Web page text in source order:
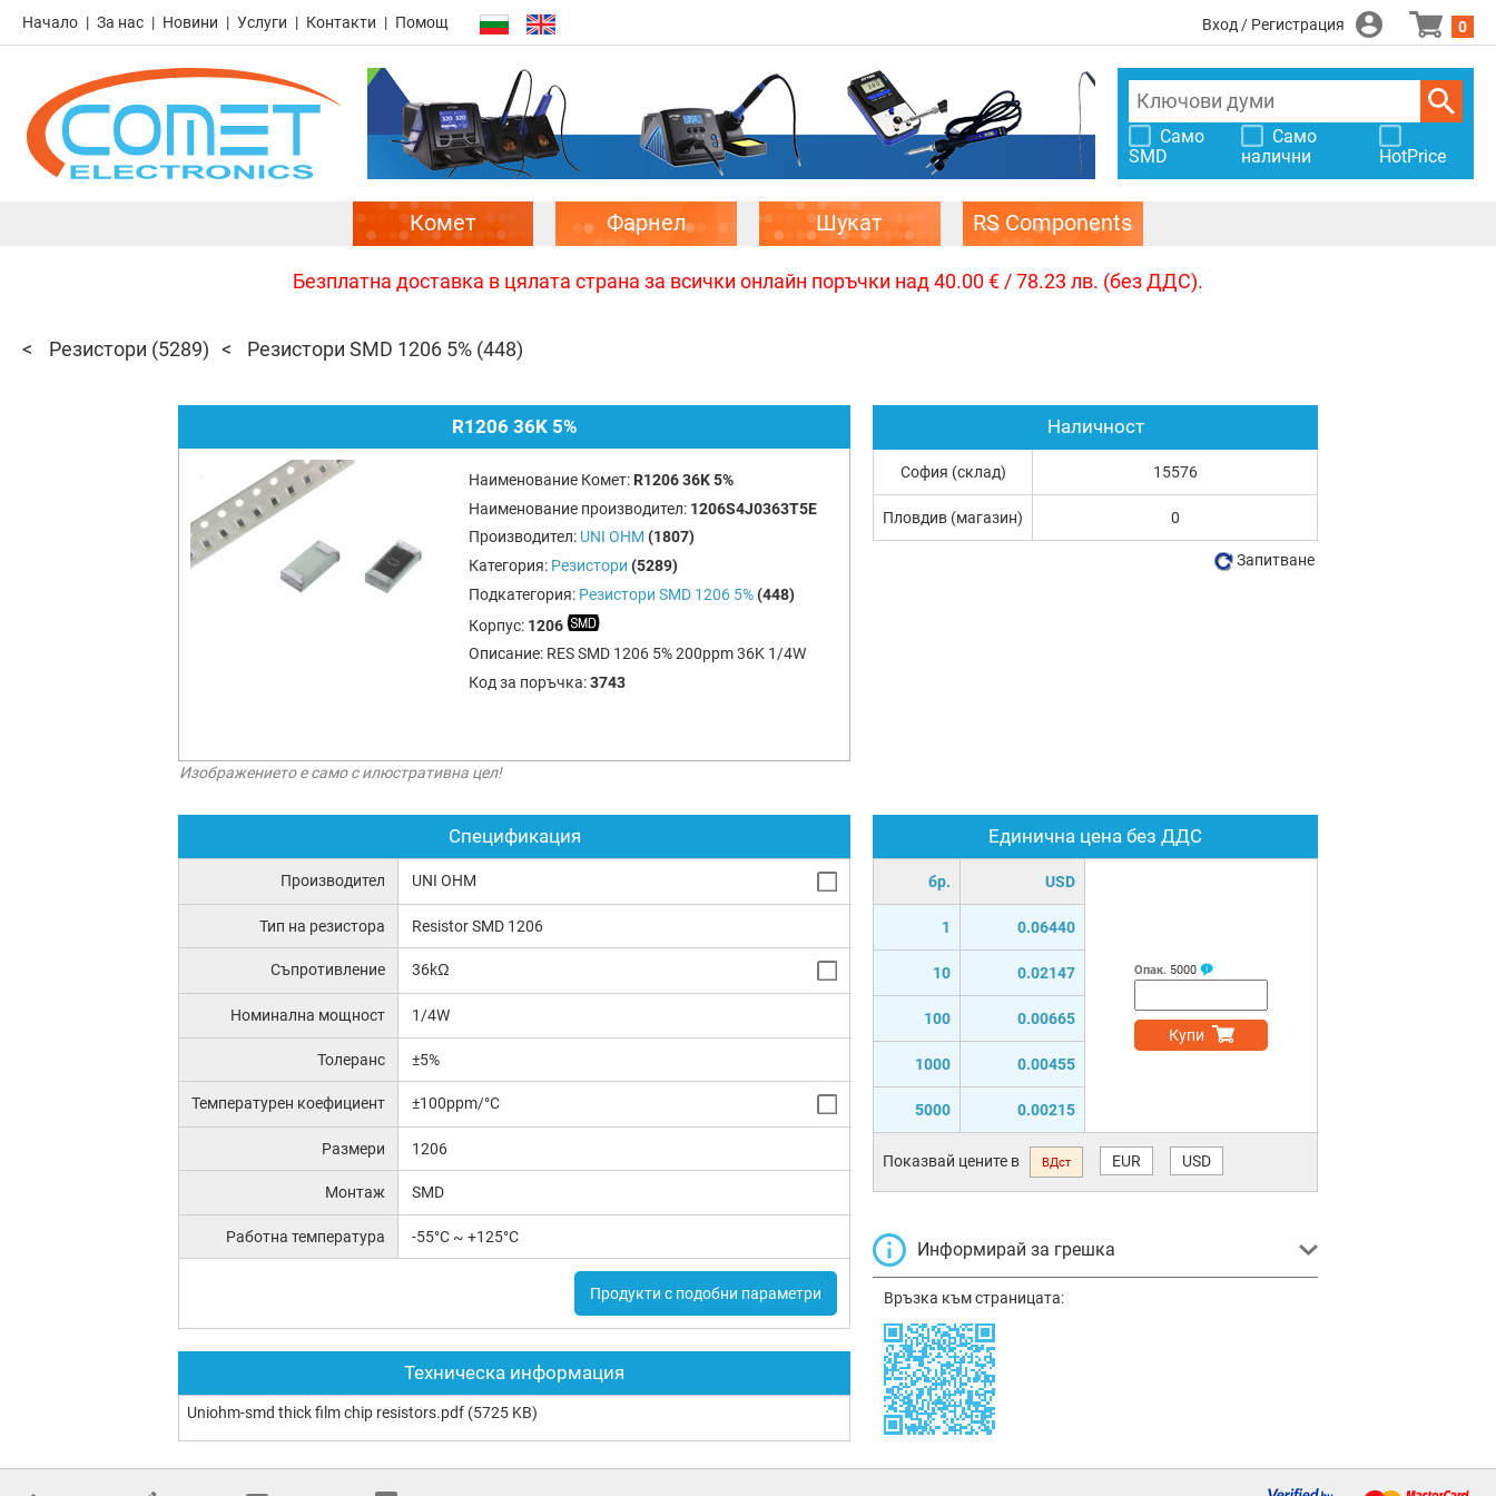
Начало За нас Новини Услуги Контакти Помощ Вход / Регистрация 0
Само
SMD
Само
налични
HotPrice
Комет Фарнел Шукат RS Components
Безплатна доставка в цялата страна за всички онлайн поръчки над 40.00 € / 78.23 лв. (без ДДС).
Резистори (5289) Резистори SMD 1206 5% (448)
R1206 36K 5%
Наименование Комет: R1206 36K 5%
Наименование производител: 1206S4J0363T5E
Производител: UNI OHM (1807)
Категория: Резистори (5289)
Подкатегория: Резистори SMD 1206 5% (448)
Корпус: 1206
Описание: RES SMD 1206 5% 200ppm 36K 1/4W
Код за поръчка:3743
Изображението е само с илюстративна цел!
Спецификация
Производител UNI OHM
Тип на резистора Resistor SMD 1206
Съпротивление 36kΩ
Номинална мощност 1/4W
Толеранс ±5%
Температурен коефициент ±100ppm/°C
Размери 1206
Монтаж SMD
Работна температура -55°C ~ +125°C
Продукти с подобни параметри
Техническа информация
Uniohm-smd thick film chip resistors.pdf (5725 KB)
Единична цена без ДДС
бр. USD
1 0.06440
10 0.02147
100 0.00665
1000 0.00455
5000 0.00215
Опак. 5000
Купи
Показвай цените в ВДст EUR USD
Информирай за грешка
Връзка към страницата:
Наличност
София (склад) 15576
Пловдив (магазин) 0
Запитване